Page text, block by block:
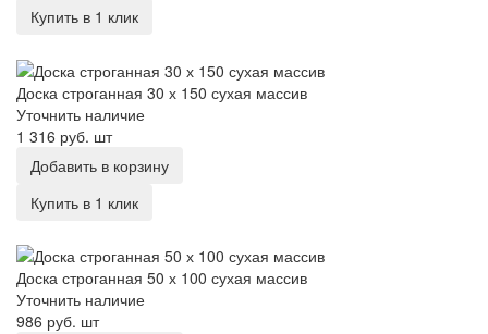
Купить в 1 клик
Доска строганная 30 х 150 сухая массив
Уточнить наличие
1 316 руб. шт
Добавить в корзину
Купить в 1 клик
Доска строганная 50 х 100 сухая массив
Уточнить наличие
986 руб. шт